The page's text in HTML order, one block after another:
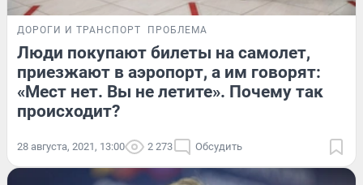
ДОРОГИ И ТРАНСПОРТ ПРОБЛЕМА
Люди покупают билеты на самолет,
приезжают в аэропорт, а им говорят:
«Мест нет. Вы не летите». Почему так
происходит?
28 августа, 2021, 13:00 2 273 Обсудить